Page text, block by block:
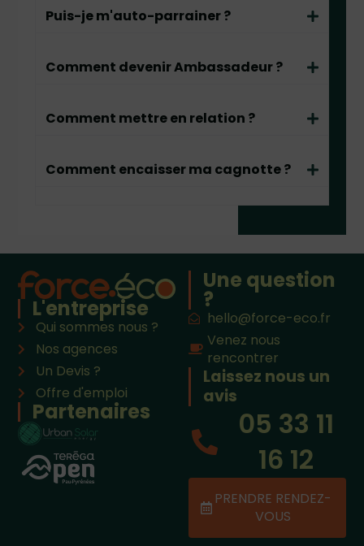
Puis-je m'auto-parrainer ?
Comment devenir Ambassadeur ?
Comment mettre en relation ?
Comment encaisser ma cagnotte ?
L'entreprise
Qui sommes nous ?
Nos agences
Un Devis ?
Offre d'emploi
Partenaires
Une question
?
hello@force-eco.fr
Venez nous
rencontrer
Laissez nous un
avis
05 33 11
16 12
PRENDRE RENDEZ-
VOUS